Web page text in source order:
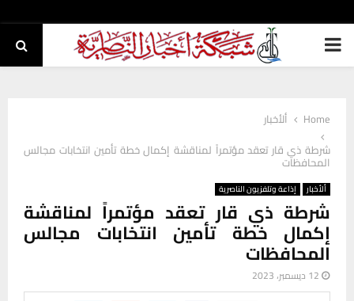
PRIMARY
Home
ألأخبار
شرطة ذي قار تعقد مؤتمراً لمناقشة إكمال خطة تأمين انتخابات مجالس
المحافظات
ألأخبار إذاعة وتلفزيون الناصرية
شرطة ذي قار تعقد مؤتمراً لمناقشة
إكمال خطة تأمين انتخابات مجالس
المحافظات
12 ديسمبر، 2023